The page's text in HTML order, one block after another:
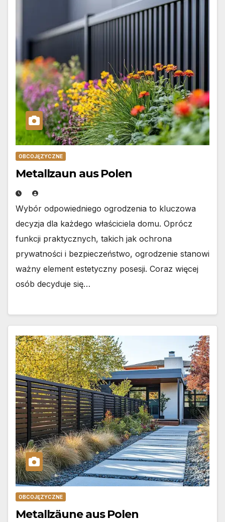
OBCOJĘZYCZNE
Metallzaun aus Polen
Wybór odpowiedniego ogrodzenia to kluczowa
decyzja dla każdego właściciela domu. Oprócz
funkcji praktycznych, takich jak ochrona
prywatności i bezpieczeństwo, ogrodzenie stanowi
ważny element estetyczny posesji. Coraz więcej
osób decyduje się…
OBCOJĘZYCZNE
Metallzäune aus Polen